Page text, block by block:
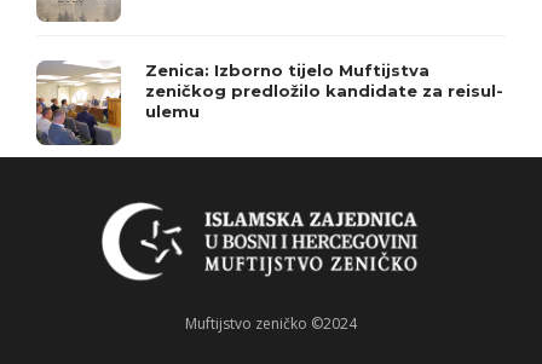
Zenica: Izborno tijelo Muftijstva
zeničkog predložilo kandidate za reisul-
ulemu
Muftijstvo zeničko ©2024